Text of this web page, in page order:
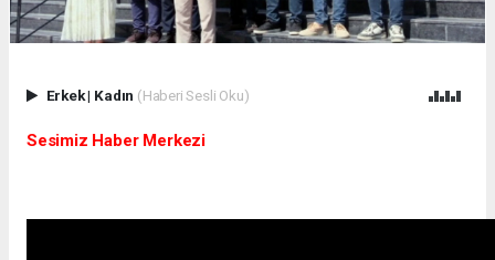
Erkek| Kadın (Haberi Sesli Oku)
Sesimiz Haber Merkezi